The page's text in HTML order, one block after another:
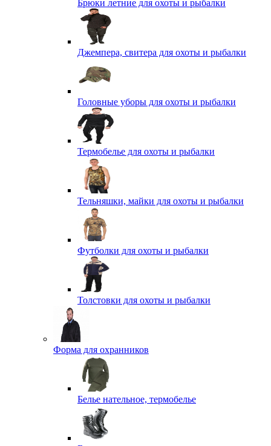
Брюки летние для охоты и рыбалки
Джемпера, свитера для охоты и рыбалки
Головные уборы для охоты и рыбалки
Термобелье для охоты и рыбалки
Тельняшки, майки для охоты и рыбалки
Футболки для охоты и рыбалки
Толстовки для охоты и рыбалки
Форма для охранников
Белье нательное, термобелье